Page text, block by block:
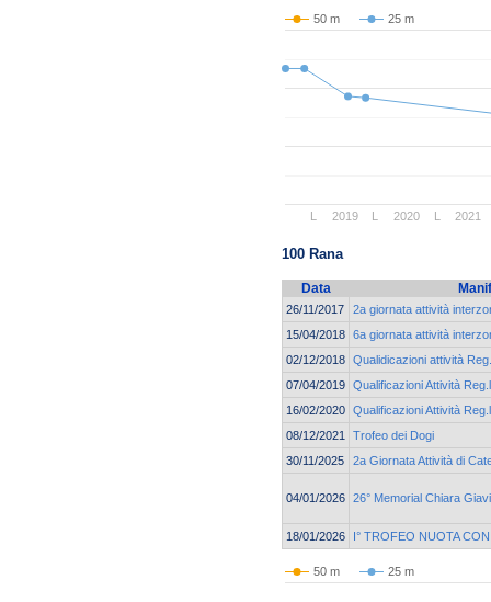
50 m 25 m
2019 2020 2021
L L L
100 Rana
Data
26/11/2017
2a giornata attività
15/04/2018 6a giornata attività
02/12/2018 Qualidicazioni attività
07/04/2019 Qualificazioni Attività
16/02/2020 Qualificazioni Attività
08/12/2021
Trofeo dei Dogi
30/11/2025
2a Giornata Attività di
04/01/2026 26° Memorial Chiara
18/01/2026 I° TROFEO NUOTA
50 m 25 m